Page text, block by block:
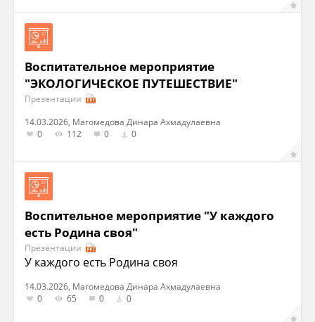
Воспитательное мероприятие
"ЭКОЛОГИЧЕСКОЕ ПУТЕШЕСТВИЕ"
Презентации
14.03.2026, Магомедова Динара Ахмадулаевна
0
112 0 0
Воспительное мероприятие "У каждого
есть Родина своя"
Презентации
У каждого есть Родина своя
14.03.2026, Магомедова Динара Ахмадулаевна
0
65 0 0